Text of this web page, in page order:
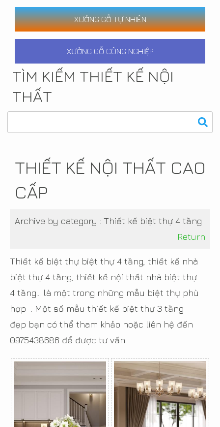
XƯỞNG GỖ TỰ NHIÊN
XƯỞNG GỖ CÔNG NGHIỆP
TÌM KIẾM THIẾT KẾ NỘI
THẤT
THIẾT KẾ NỘI THẤT CAO
CẤP
Archive by category : Thiết kế biệt thự 4 tầng
Return
Thiết kế biệt thự biệt thự 4 tầng, thiết kế nhà
biệt thự 4 tầng, thiết kế nội thất nhà biệt thự
4 tầng... là một trong những mẫu biệt thự phù
hợp . Một số mẫu thiết kế biệt thự 3 tầng
đẹp bạn có thể tham khảo hoặc liên hệ đến
0975438686 để được tư vấn.